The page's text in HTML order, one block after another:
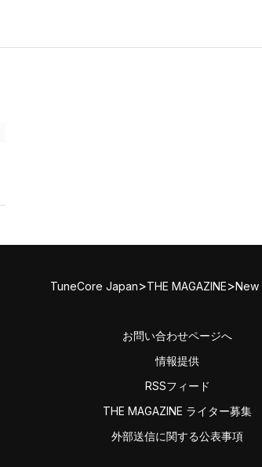
TuneCore Japan>THE MAGAZINE>New
お問い合わせページへ
情報提供
RSSフィード
THE MAGAZINE ライター募集
外部送信に関する公表事項